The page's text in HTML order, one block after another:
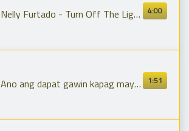
4:00
Nelly Furtado - Turn Off The Light (Official Music Video)
1:51
Ano ang dapat gawin kapag may delay sa turnover ng condo unit/house & lot?